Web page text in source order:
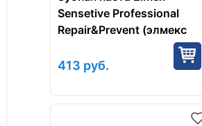
Sensetive Professional
Repair&Prevent (элмекс
сенситив профессионал) -
75 мл.
413 руб.